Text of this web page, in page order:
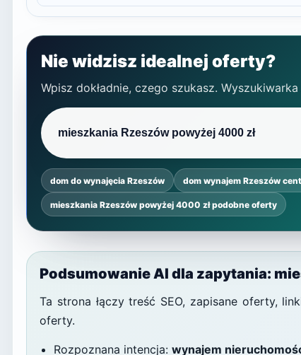
Nie widzisz idealnej oferty?
Wpisz dokładnie, czego szukasz.
dom do wynajęcia Rzeszów dom wynajem Rzeszów
mieszkania Rzeszów powyżej 4000 zł podobne oferty
Podsumowanie AI dla zapytania:
Ta strona łączy treść SEO, zapisane oferty,
oferty.
Rozpoznana intencja: wynajem